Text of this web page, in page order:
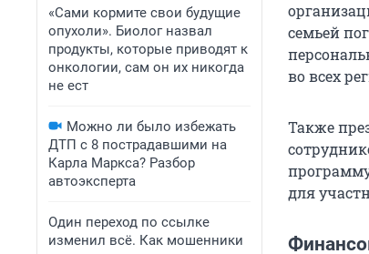
«Сами кормите свои будущие
опухоли». Биолог назвал
продукты, которые приводят к
онкологии, сам он их никогда
не ест
Можно ли было избежать
ДТП с 8 пострадавшими на
Карла Маркса? Разбор
автоэксперта
Один переход по ссылке
изменил всё. Как мошенники
семьей
во всех
Также
для